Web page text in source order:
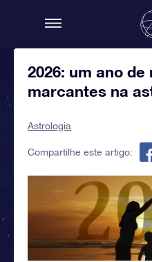
2026: um ano
marcantes na
Astrologia
Compartilhe este artigo: